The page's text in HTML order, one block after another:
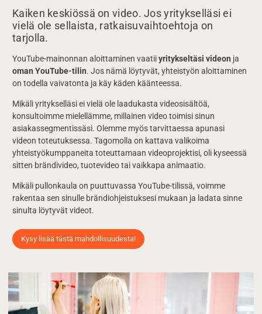
Kaiken keskiössä on video. Jos yritykselläsi ei
vielä ole sellaista, ratkaisuvaihtoehtoja on
tarjolla.
YouTube-mainonnan aloittaminen vaatiiyritykseltäsi videon ja
oman YouTube-tilin. Jos nämä löytyvät, yhteistyön aloittaminen
on todella vaivatonta ja käy käden käänteessa.
Mikäli yritykselläsi ei vielä ole laadukasta videosisältöä,
konsultoimme mielellämme, millainen video toimisi sinun
asiakassegmentissäsi. Olemme myös tarvittaessa apunasi
videon toteutuksessa. Tagomolla on kattava valikoima
yhteistyökumppaneita toteuttamaan videoprojektisi, oli kyseessä
sitten brändivideo, tuotevideo tai vaikkapa animaatio.
Mikäli pullonkaula on puuttuvassa YouTube-tilissä, voimme
rakentaa sen sinulle brändiohjeistuksesi mukaan ja ladata sinne
sinulta löytyvät videot.
Kysy lisää tästä mahdollisuudesta!